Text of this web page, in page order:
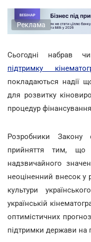
Реклама
Сьогодні набрав
підтримку
покладаються надії
для розвитку
процедур
Розробники Закону
прийняття тим, що
надзвичайного
неоціненний внесок у
культури
українській
оптимістичних
підтримки держави на